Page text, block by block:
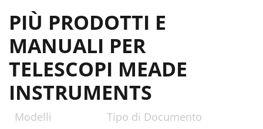
PIÙ PRODOTTI E
MANUALI PER
TELESCOPI MEADE
INSTRUMENTS
Modelli Tipo di Documento